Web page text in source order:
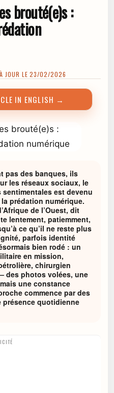
brouté(e)s :
JOUR LE 23/02/2026
IN ENGLISH →
pas des banques, ils
les réseaux sociaux, le
est devenu
prédation numérique.
de l’Ouest, dit
lentement, patiemment,
ce qu’il ne reste plus
parfois identité
bien rodé : un
en mission,
chirurgien
des photos volées, une
une constance
commence par des
présence quotidienne